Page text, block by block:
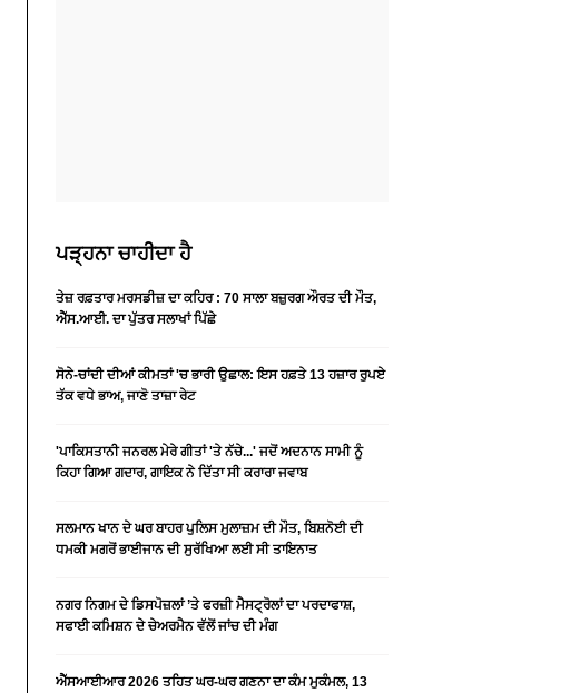
ਪੜ੍ਹਨਾ ਚਾਹੀਦਾ ਹੈ
ਤੇਜ਼ ਰਫ਼ਤਾਰ ਮਰਸਡੀਜ਼ ਦਾ ਕਹਿਰ : 70 ਸਾਲਾ ਬਜ਼ੁਰਗ ਔਰਤ ਦੀ ਮੌਤ,
ਐੱਸ.ਆਈ. ਦਾ ਪੁੱਤਰ ਸਲਾਖਾਂ ਪਿੱਛੇ
ਸੋਨੇ-ਚਾਂਦੀ ਦੀਆਂ ਕੀਮਤਾਂ 'ਚ ਭਾਰੀ ਉਛਾਲ: ਇਸ ਹਫ਼ਤੇ 13 ਹਜ਼ਾਰ ਰੁਪਏ
ਤੱਕ ਵਧੇ ਭਾਅ, ਜਾਣੋ ਤਾਜ਼ਾ ਰੇਟ
'ਪਾਕਿਸਤਾਨੀ ਜਨਰਲ ਮੇਰੇ ਗੀਤਾਂ 'ਤੇ ਨੱਚੇ...' ਜਦੋਂ ਅਦਨਾਨ ਸਾਮੀ ਨੂੰ
ਕਿਹਾ ਗਿਆ ਗਦਾਰ, ਗਾਇਕ ਨੇ ਦਿੱਤਾ ਸੀ ਕਰਾਰਾ ਜਵਾਬ
ਸਲਮਾਨ ਖਾਨ ਦੇ ਘਰ ਬਾਹਰ ਪੁਲਿਸ ਮੁਲਾਜ਼ਮ ਦੀ ਮੌਤ, ਬਿਸ਼ਨੋਈ ਦੀ
ਧਮਕੀ ਮਗਰੋਂ ਭਾਈਜਾਨ ਦੀ ਸੁਰੱਖਿਆ ਲਈ ਸੀ ਤਾਇਨਾਤ
ਨਗਰ ਨਿਗਮ ਦੇ ਡਿਸਪੋਜ਼ਲਾਂ ’ਤੇ ਫਰਜ਼ੀ ਮੈਸਟ੍ਰੋਲਾਂ ਦਾ ਪਰਦਾਫਾਸ਼,
ਸਫਾਈ ਕਮਿਸ਼ਨ ਦੇ ਚੇਅਰਮੈਨ ਵੱਲੋਂ ਜਾਂਚ ਦੀ ਮੰਗ
ਐੱਸਆਈਆਰ 2026 ਤਹਿਤ ਘਰ-ਘਰ ਗਣਨਾ ਦਾ ਕੰਮ ਮੁਕੰਮਲ, 13